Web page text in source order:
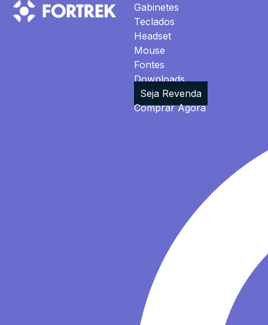
Gabinetes
Teclados
Headset
Mouse
Fontes
Downloads
Seja Revenda
Comprar Agora